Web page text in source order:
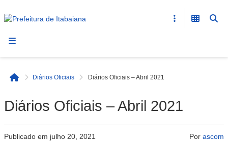
Início
Diários Oficiais Diários Oficiais – Abril 2021
Diários Oficiais – Abril 2021
Publicado em julho 20, 2021 Por ascom